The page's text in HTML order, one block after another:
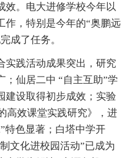
效。电大进修学校今年以
作，特别是今年的“奥鹏远
成了任务。
践活动成果突出，研究
；仙居二中 “自主互助”学
建设取得初步成效；实验
高效课堂实践研究》，进
特色显著；白塔中学开
文化进校园活动”已成为